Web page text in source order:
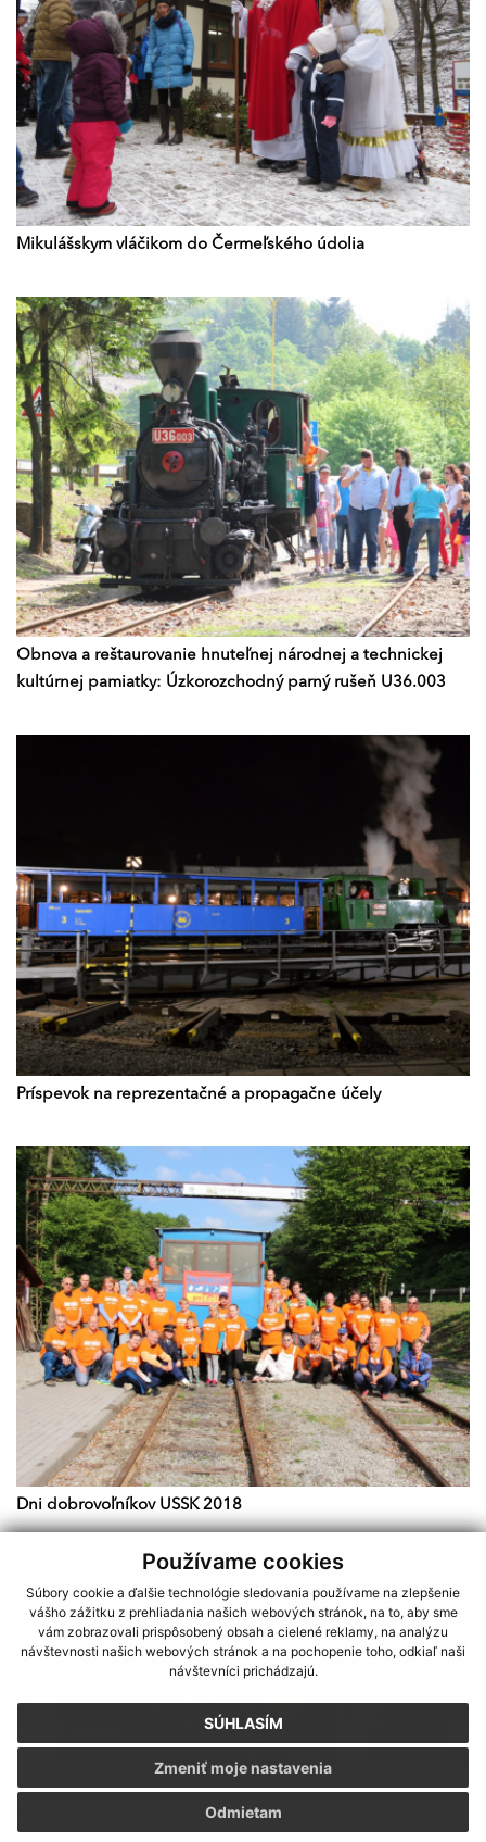
Používame cookies
Súbory cookie a ďalšie technológie sledovania používame na zlepšenie
vášho zážitku z prehliadania našich webových stránok, na to, aby sme
vám zobrazovali prispôsobený obsah a cielené reklamy, na analýzu
návštevnosti našich webových stránok a na pochopenie toho, odkiaľ naši
návštevníci prichádzajú.
SÚHLASÍM
Odmietam
Zmeniť moje nastavenia
Sme partnerom programu Košického samosprávneho kraja Terra
Incognita
Mikulášskym vláčikom do Čermeľského údolia
Obnova a reštaurovanie hnuteľnej národnej a technickej
kultúrnej pamiatky: Úzkorozchodný parný rušeň U36.003
Príspevok na reprezentačné a propagačne účely
Dni dobrovoľníkov USSK 2018